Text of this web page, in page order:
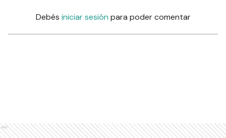
Debés iniciar sesión para poder comentar
Ads